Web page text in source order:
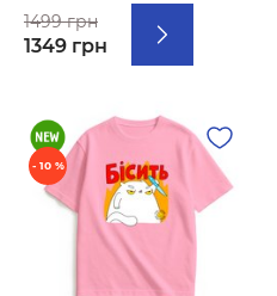
1499 грн
1349 грн
- 10 %